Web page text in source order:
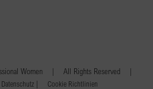
Women | All Rights Reserved |
Datenschutz | Cookie Richtlinien